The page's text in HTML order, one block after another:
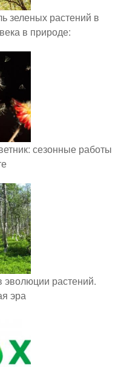
зеленых растений в
в природе:
сезонные работы
эволюции растений.
эра